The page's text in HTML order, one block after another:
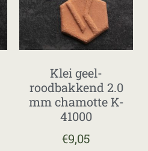
Klei geel-
roodbakkend 2.0
mm chamotte K-
41000
€9,05